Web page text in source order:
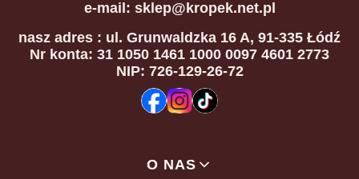
e-mail: sklep@kropek.net.pl
nasz adres : ul. Grunwaldzka 16 A, 91-335 Łódź
Nr konta: 31 1050 1461 1000 0097 4601 2773
NIP: 726-129-26-72
O NAS